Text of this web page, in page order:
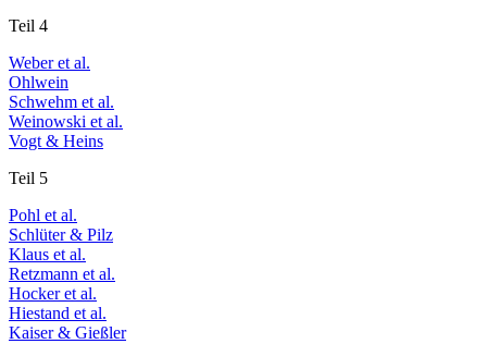
Teil 4
Weber et al.
Ohlwein
Schwehm et al.
Weinowski et al.
Vogt & Heins
Teil 5
Pohl et al.
Schlüter & Pilz
Klaus et al.
Retzmann et al.
Hocker et al.
Hiestand et al.
Kaiser & Gießler